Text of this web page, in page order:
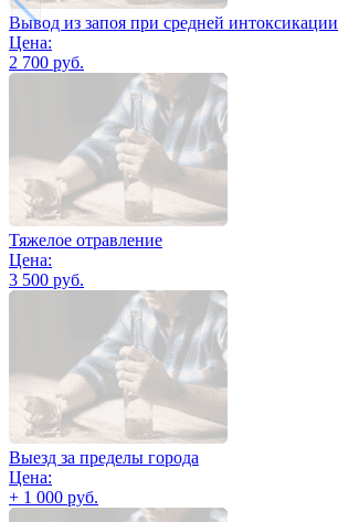
Вывод из запоя при средней интоксикации
Цена:
2 700 руб.
Тяжелое отравление
Цена:
3 500 руб.
Выезд за пределы города
Цена:
+ 1 000 руб.